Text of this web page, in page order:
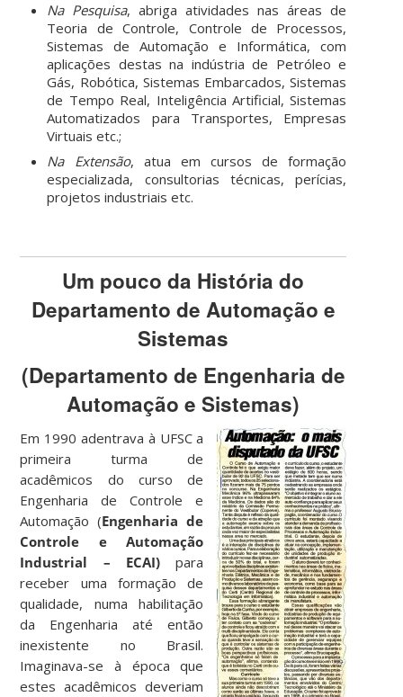
Na Pesquisa, abriga atividades nas áreas de
Teoria de Controle, Controle de Processos,
Sistemas de Automação e Informática, com
aplicações destas na indústria de Petróleo e
Gás, Robótica, Sistemas Embarcados, Sistemas
de Tempo Real, Inteligência Artificial, Sistemas
Automatizados para Transportes, Empresas
Virtuais etc.;
Na Extensão, atua em cursos de formação
especializada, consultorias técnicas, perícias,
projetos industriais etc.
Um pouco da História do
Departamento de Automação e
Sistemas
(Departamento de Engenharia de
Automação e Sistemas)
Em 1990 adentrava à UFSC a
primeira turma de
acadêmicos do curso de
Engenharia de Controle e
Automação (Engenharia de
Controle e Automação
Industrial – ECAI)para
receber uma formação de
qualidade, numa habilitação
da Engenharia até então
inexistente no Brasil.
Imaginava-se à época que
estes acadêmicos deveriam